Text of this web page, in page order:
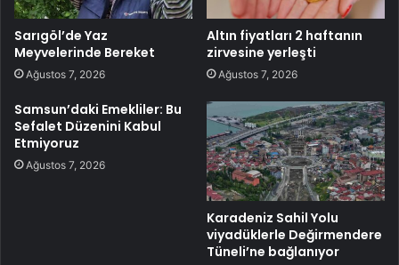
Sarıgöl’de Yaz
Meyvelerinde Bereket
Ağustos 7, 2026
Altın fiyatları 2 haftanın
zirvesine yerleşti
Ağustos 7, 2026
Samsun’daki Emekliler: Bu
Sefalet Düzenini Kabul
Etmiyoruz
Ağustos 7, 2026
Karadeniz Sahil Yolu
viyadüklerle Değirmendere
Tüneli’ne bağlanıyor